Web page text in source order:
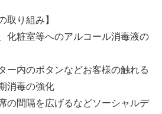
取り組み】
化粧室等へのアルコール消毒液の
ー内のボタンなどお客様の触れる
消毒の強化
の間隔を広げるなどソーシャルデ